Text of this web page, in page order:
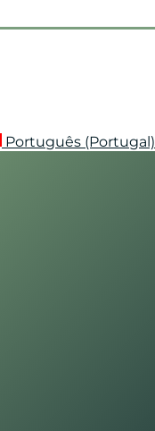
Português (Portugal)